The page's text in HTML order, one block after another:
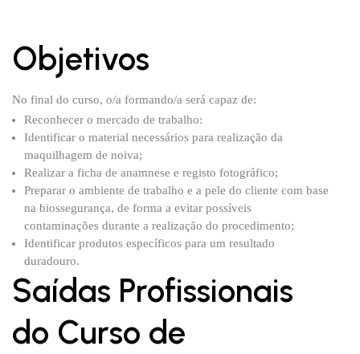
Objetivos
No final do curso, o/a formando/a será capaz de:
Reconhecer o mercado de trabalho:
Identificar o material necessários para realização da
maquilhagem de noiva;
Realizar a ficha de anamnese e registo fotográfico;
Preparar o ambiente de trabalho e a pele do cliente com base
na biossegurança, de forma a evitar possíveis
contaminações durante a realização do procedimento;
Identificar produtos específicos para um resultado
duradouro.
Saídas Profissionais
do Curso de